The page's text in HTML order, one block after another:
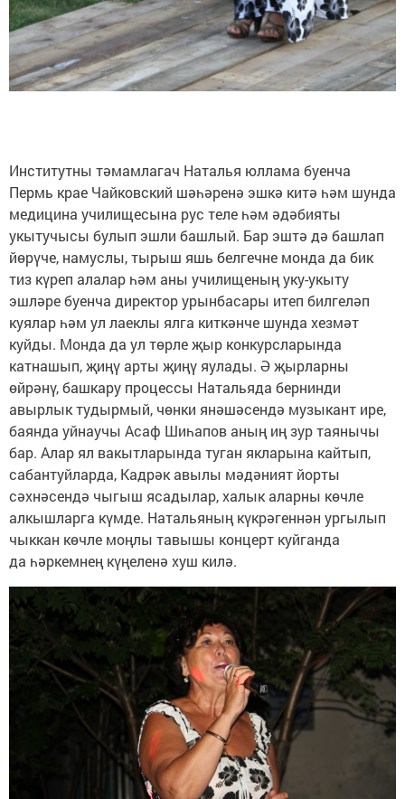
Институтны тәмамлагач Наталья юллама буенча
Пермь крае Чайковский шәһәренә эшкә китә һәм шунда
медицина училищесына рус теле һәм әдәбияты
укытучысы булып эшли башлый. Бар эштә дә башлап
йөрүче, намуслы, тырыш яшь белгечне монда да бик
тиз күреп алалар һәм аны училищеның уку-укыту
эшләре буенча директор урынбасары итеп билгеләп
куялар һәм ул лаеклы ялга киткәнче шунда хезмәт
куйды. Монда да ул төрле җыр конкурсларында
катнашып, җиңү арты җиңү яулады. Ә җырларны
өйрәнү, башкару процессы Натальяда бернинди
авырлык тудырмый, чөнки янәшәсендә музыкант ире,
баянда уйнаучы Асаф Шиһапов аның иң зур таянычы
бар. Алар ял вакытларында туган якларына кайтып,
сабантуйларда, Кадрәк авылы мәдәният йорты
сәхнәсендә чыгыш ясадылар, халык аларны көчле
алкышларга күмде. Натальяның күкрәгеннән ургылып
чыккан көчле моңлы тавышы концерт куйганда
да һәркемнең күңеленә хуш килә.